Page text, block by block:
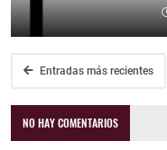
Entradas más recientes
NO HAY COMENTARIOS